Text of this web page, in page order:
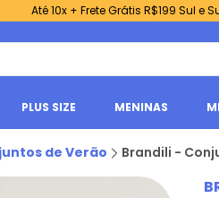
Até 10x + Frete Grátis R$199 Sul e
PLUS SIZE MENINAS
de Verão Brandili -